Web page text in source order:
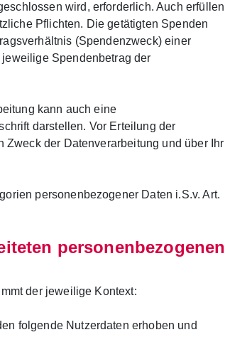
wird, erforderlich. Auch erfüllen
Pflichten. Die getätigten Spenden
(Spendenzweck) einer
Spendenbetrag der
kann auch eine
darstellen. Vor Erteilung der
der Datenverarbeitung und über Ihr
personenbezogener Daten i.S.v. Art.
personenbezogenen
der jeweilige Kontext:
folgende Nutzerdaten erhoben und